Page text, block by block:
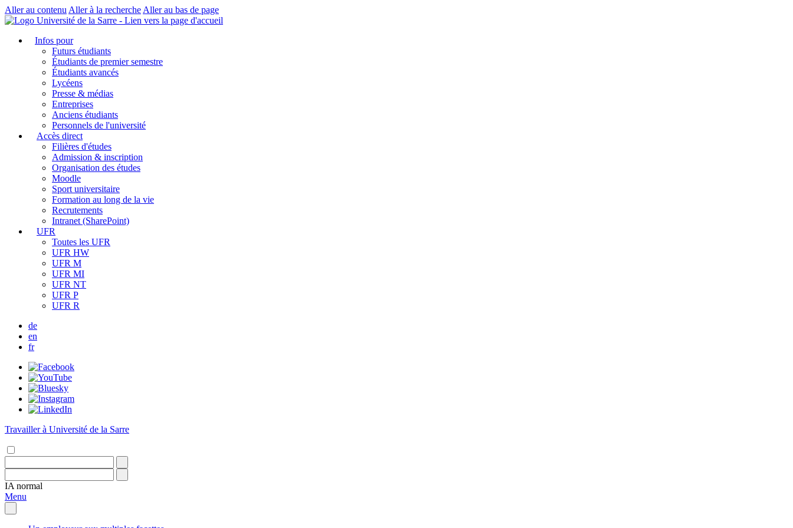
Aller au contenu Aller à la recherche Aller au bas de page
Infos pour
Futurs étudiants
Étudiants de premier semestre
Étudiants avancés
Lycéens
Presse & médias
Entreprises
Anciens étudiants
Personnels de l'université
Accès direct
Filières d'études
Admission & inscription
Organisation des études
Moodle
Sport universitaire
Formation au long de la vie
Recrutements
Intranet (SharePoint)
UFR
Toutes les UFR
UFR HW
UFR M
UFR MI
UFR NT
UFR P
UFR R
de
en
fr
Travailler à Université de la Sarre
IA normal
Menu